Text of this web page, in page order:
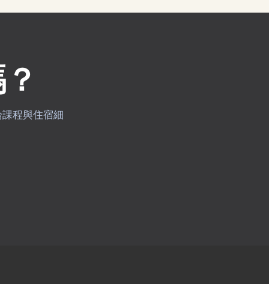
程與住宿細